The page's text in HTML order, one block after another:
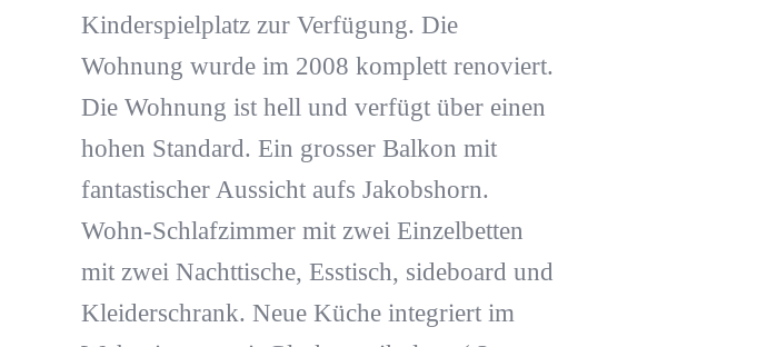
Kinderspielplatz zur Verfügung. Die
Wohnung wurde im 2008 komplett renoviert.
Die Wohnung ist hell und verfügt über einen
hohen Standard. Ein grosser Balkon mit
fantastischer Aussicht aufs Jakobshorn.
Wohn-Schlafzimmer mit zwei Einzelbetten
mit zwei Nachttische, Esstisch, sideboard und
Kleiderschrank. Neue Küche integriert im